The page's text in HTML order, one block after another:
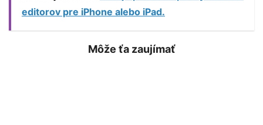
editorov pre iPhone alebo iPad.
Môže ťa zaujímať